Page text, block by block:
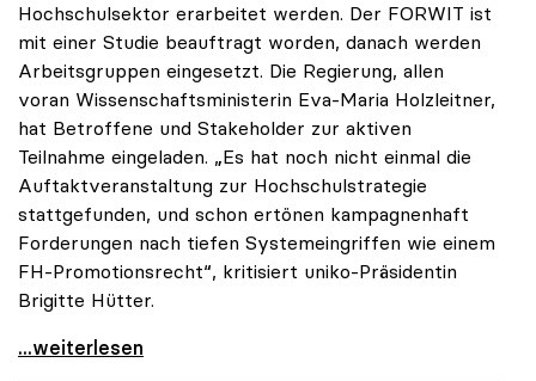
Hochschulsektor erarbeitet werden. Der FORWIT ist
mit einer Studie beauftragt worden, danach werden
Arbeitsgruppen eingesetzt. Die Regierung, allen
voran Wissenschaftsministerin Eva-Maria Holzleitner,
hat Betroffene und Stakeholder zur aktiven
Teilnahme eingeladen. „Es hat noch nicht einmal die
Auftaktveranstaltung zur Hochschulstrategie
stattgefunden, und schon ertönen kampagnenhaft
Forderungen nach tiefen Systemeingriffen wie einem
FH-Promotionsrecht“, kritisiert uniko-Präsidentin
Brigitte Hütter.
„Deplatzierte Kampagne“: uniko irritiert über
...weiterlesen